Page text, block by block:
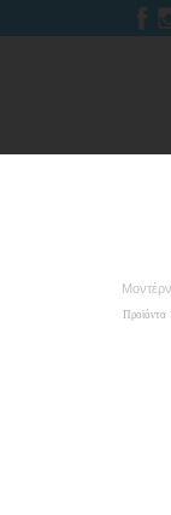
Προϊόντα